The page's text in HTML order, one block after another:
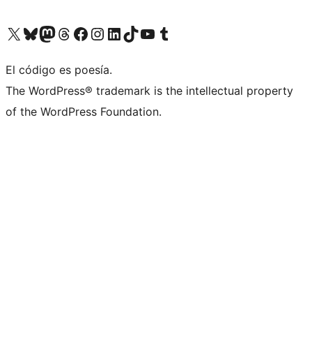
Visit our X (formerly Twitter) account
Visit our Bluesky account
Visit our Mastodon account
Visit our Threads account
Visit our Facebook page
Visit our Instagram account
Visit our LinkedIn account
Visit our TikTok account
Visit our YouTube channel
Visit our Tumblr account
El código es poesía.
The WordPress® trademark is the intellectual property
of the WordPress Foundation.